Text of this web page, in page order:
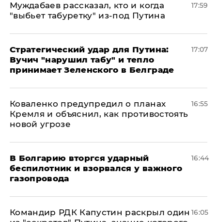
Муждабаев рассказал, кто и когда
"выбьет табуретку" из-под Путина
17:59
Стратегический удар для Путина:
Вучич "нарушил табу" и тепло
принимает Зеленского в Белграде
17:07
Коваленко предупредил о планах
Кремля и объяснил, как противостоять
новой угрозе
16:55
В Болгарию вторгся ударный
беспилотник и взорвался у важного
газопровода
16:44
Командир РДК Капустин раскрыл один 16:05